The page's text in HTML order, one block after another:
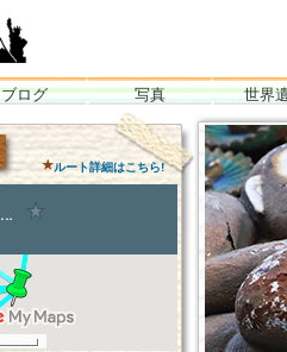
ブログ 写真 世界
★ルート詳細はこちら!
世界遺産イェーイ
全部見るぞ
グ！<br />写